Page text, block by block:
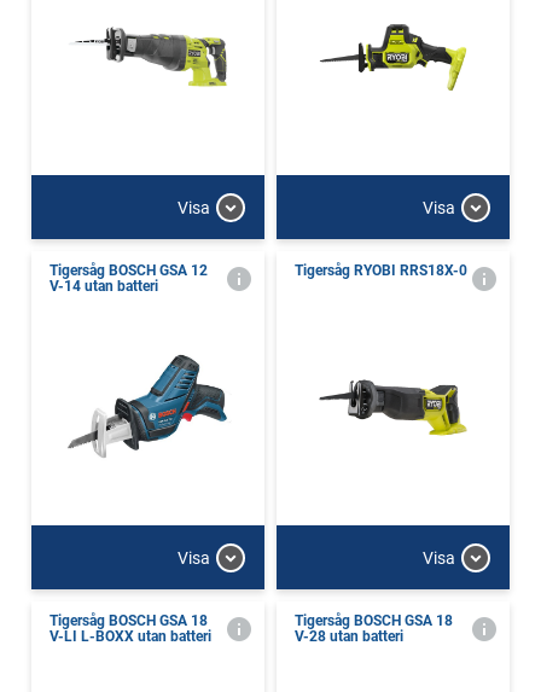
Visa Visa
Tigersåg BOSCH GSA 12
V-14 utan batteri
Visa
Tigersåg RYOBI RRS18X-0
Visa
Tigersåg BOSCH GSA 18
V-LI L-BOXX utan batteri
Tigersåg BOSCH GSA 18
V-28 utan batteri